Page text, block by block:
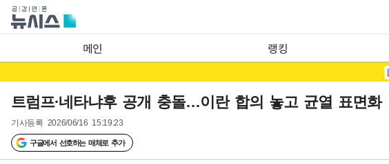
메인 랭킹
트럼프·네타냐후 공개 충돌…이란 합의 놓고 균열 표면화
기사등록 2026/06/16 15:19:23
구글에서 선호하는 매체로 추가